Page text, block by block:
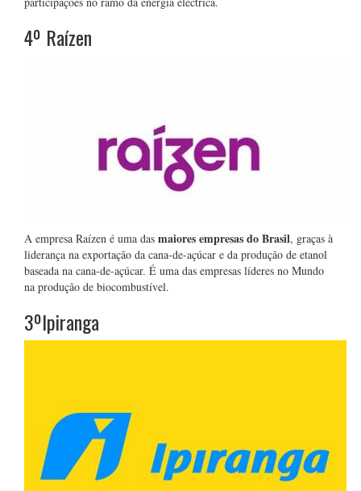
4º Raízen
A empresa Raízen é uma das maiores empresas do Brasil, graças à
liderança na exportação da cana-de-açúcar e da produção de etanol
baseada na cana-de-açúcar. É uma das empresas líderes no Mundo
na produção de biocombustível.
3ºIpiranga